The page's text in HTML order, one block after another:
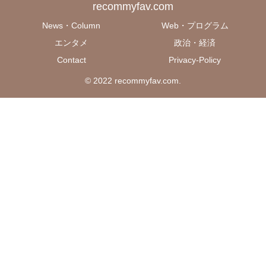
recommyfav.com
News・Column
Web・プログラム
エンタメ
政治・経済
Contact
Privacy-Policy
© 2022 recommyfav.com.